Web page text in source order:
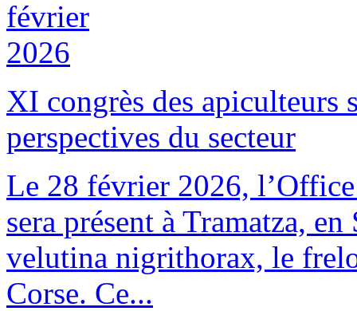
février
2026
XI congrès des apiculteurs
perspectives du secteur
Le 28 février 2026,
sera présent à Tramatza,
velutina nigrithorax, le
Corse. Ce...